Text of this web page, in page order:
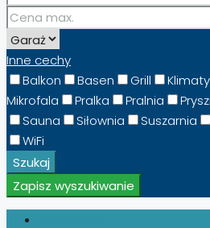
Inne cechy
Balkon
Basen Grill
Mikrofala
Pralka Pralnia
Sauna
Siłownia Suszarnia
WiFi
Szukaj
Zapisz wyszukiwanie